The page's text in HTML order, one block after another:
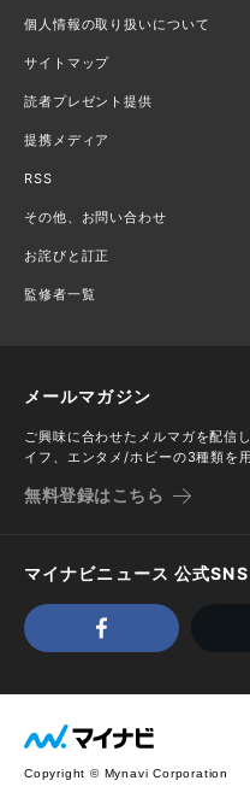
個人情報の取り扱いについて
サイトマップ
読者プレゼント提供
提携メディア
RSS
その他、お問い合わせ
お詫びと訂正
監修者一覧
メールマガジン
ご興味に合わせたメルマガを配信
イフ、エンタメ/ホビーの3種類を用
無料登録はこちら
マイナビニュース 公式SNS
Copyright © Mynavi Corporation